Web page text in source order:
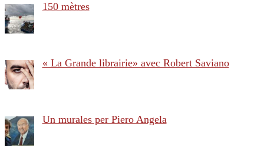
150 mètres
« La Grande librairie» avec Robert Saviano
Un murales per Piero Angela